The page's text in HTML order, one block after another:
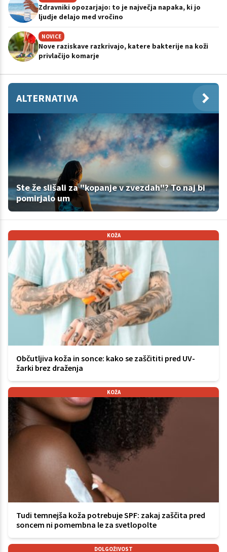
Zdravniki opozarjajo: to je največja napaka, ki jo
ljudje delajo med vročino
NOVICE
Nove raziskave razkrivajo, katere bakterije na koži
privlačijo komarje
ALTERNATIVA
Ste že slišali za "kopanje v zvezdah"? To naj bi
pomirjalo um
KOŽA
Občutljiva koža in sonce: kako se zaščititi pred UV-
žarki brez draženja
KOŽA
Tudi temnejša koža potrebuje SPF: zakaj zaščita pred
soncem ni pomembna le za svetlopolte
DOLGOŽIVOST